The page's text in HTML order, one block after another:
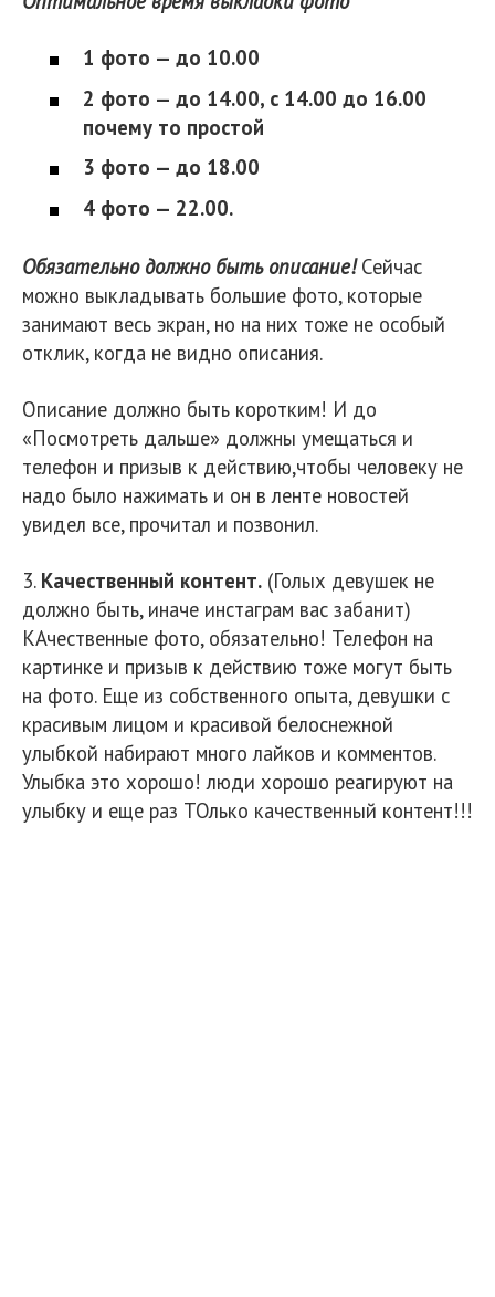
1 фото — до 10.00
2 фото — до 14.00, с 14.00 до 16.00
почему то простой
3 фото — до 18.00
4 фото — 22.00.
Обязательно должно быть описание!Сейчас
можно выкладывать большие фото, которые
занимают весь экран, но на них тоже не особый
отклик, когда не видно описания.
Описание должно быть коротким! И до
«Посмотреть дальше» должны умещаться и
телефон и призыв к действию,чтобы человеку не
надо было нажимать и он в ленте новостей
увидел все, прочитал и позвонил.
3. Качественный контент. (Голых девушек не
должно быть, иначе инстаграм вас забанит)
КАчественные фото, обязательно! Телефон на
картинке и призыв к действию тоже могут быть
на фото. Еще из собственного опыта, девушки с
красивым лицом и красивой белоснежной
улыбкой набирают много лайков и комментов.
Улыбка это хорошо! люди хорошо реагируют на
улыбку и еще раз ТОлько качественный контент!!!